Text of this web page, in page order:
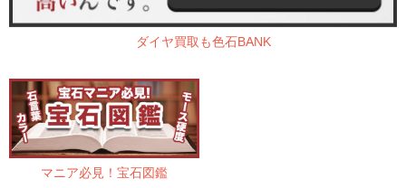
ダイヤ買取も色石BANK
マニア必見！宝石図鑑